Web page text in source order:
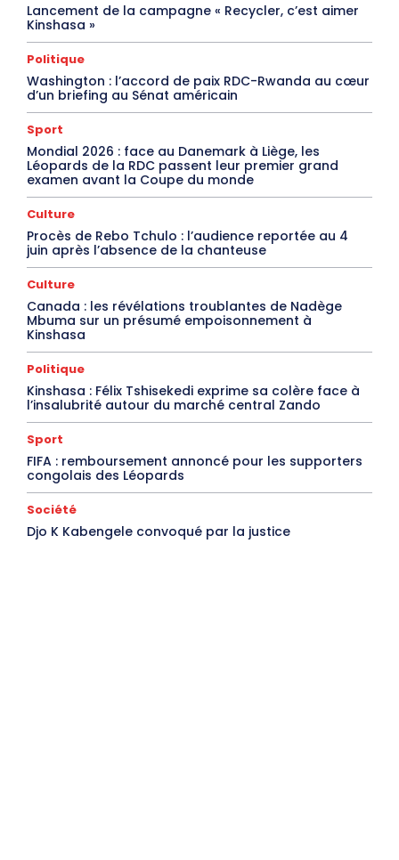
Lancement de la campagne « Recycler, c’est aimer
Kinshasa »
Politique
Washington : l’accord de paix RDC-Rwanda au cœur
d’un briefing au Sénat américain
Sport
Mondial 2026 : face au Danemark à Liège, les
Léopards de la RDC passent leur premier grand
examen avant la Coupe du monde
Culture
Procès de Rebo Tchulo : l’audience reportée au 4
juin après l’absence de la chanteuse
Culture
Canada : les révélations troublantes de Nadège
Mbuma sur un présumé empoisonnement à
Kinshasa
Politique
Kinshasa : Félix Tshisekedi exprime sa colère face à
l’insalubrité autour du marché central Zando
Sport
FIFA : remboursement annoncé pour les supporters
congolais des Léopards
Société
Djo K Kabengele convoqué par la justice